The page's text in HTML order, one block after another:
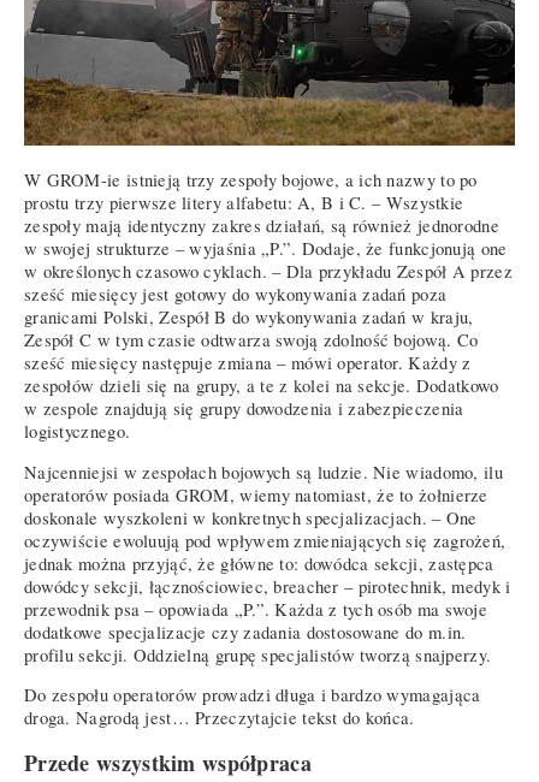
W GROM-ie istnieją trzy zespoły bojowe, a ich nazwy to po
prostu trzy pierwsze litery alfabetu: A, B i C. – Wszystkie
zespoły mają identyczny zakres działań, są również jednorodne
w swojej strukturze – wyjaśnia „P.”. Dodaje, że funkcjonują one
w określonych czasowo cyklach. – Dla przykładu Zespół A przez
sześć miesięcy jest gotowy do wykonywania zadań poza
granicami Polski, Zespół B do wykonywania zadań w kraju,
Zespół C w tym czasie odtwarza swoją zdolność bojową. Co
sześć miesięcy następuje zmiana – mówi operator. Każdy z
zespołów dzieli się na grupy, a te z kolei na sekcje. Dodatkowo
w zespole znajdują się grupy dowodzenia i zabezpieczenia
logistycznego.
Najcenniejsi w zespołach bojowych są ludzie. Nie wiadomo, ilu
operatorów posiada GROM, wiemy natomiast, że to żołnierze
doskonale wyszkoleni w konkretnych specjalizacjach. – One
oczywiście ewoluują pod wpływem zmieniających się zagrożeń,
jednak można przyjąć, że główne to: dowódca sekcji, zastępca
dowódcy sekcji, łącznościowiec, breacher – pirotechnik, medyk i
przewodnik psa – opowiada „P.”. Każda z tych osób ma swoje
dodatkowe specjalizacje czy zadania dostosowane do m.in.
profilu sekcji. Oddzielną grupę specjalistów tworzą snajperzy.
Do zespołu operatorów prowadzi długa i bardzo wymagająca
droga. Nagrodą jest… Przeczytajcie tekst do końca.
Przede wszystkim współpraca